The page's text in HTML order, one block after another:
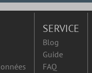
SERVICE
Blog
Guide
FAQ